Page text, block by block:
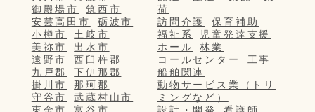
御殿場市
筑西市
安芸高田市
砺波市
小樽市
土岐市
美祢市
出水市
遠野市
西臼杵郡
九戸郡
下伊那郡
掛川市
那珂郡
守谷市
武蔵村山市
荷
訪問介護
保育補助
福祉系
児童発達支援
ホール
林業
コールセンター
工事
船舶関連
動物サービス業（トリ
ミングなど）